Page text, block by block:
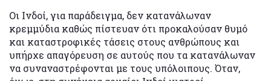
Οι Ινδοί, για παράδειγμα, δεν κατανάλωναν
κρεμμύδια καθώς πίστευαν ότι προκαλούσαν θυμό
και καταστροφικές τάσεις στους ανθρώπους και
υπήρχε απαγόρευση σε αυτούς που τα κατανάλωναν
να συναναστρέφονται με τους υπόλοιπους. Όταν,